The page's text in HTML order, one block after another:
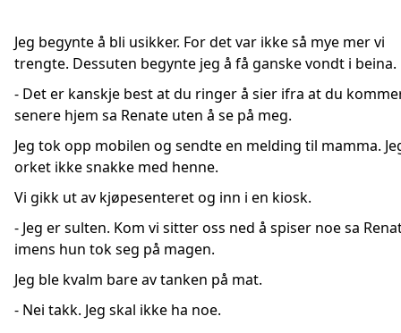
Jeg begynte å bli usikker. For det var ikke så mye mer vi
trengte. Dessuten begynte jeg å få ganske vondt i beina.
- Det er kanskje best at du ringer å sier ifra at du
senere hjem sa Renate uten å se på meg.
Jeg tok opp mobilen og sendte en melding til mamma.
orket ikke snakke med henne.
Vi gikk ut av kjøpesenteret og inn i en kiosk.
- Jeg er sulten. Kom vi sitter oss ned å spiser noe sa
imens hun tok seg på magen.
Jeg ble kvalm bare av tanken på mat.
- Nei takk. Jeg skal ikke ha noe.